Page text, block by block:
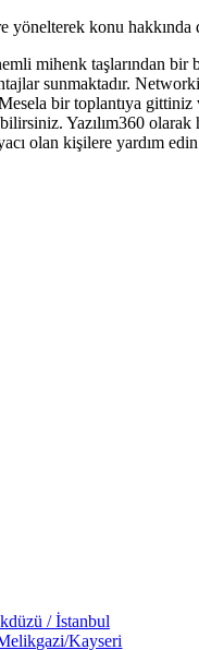
yönelterek konu
mihenk taşlarından
sunmaktadır.
Mesela bir toplantıya
Yazılım360
olan kişilere yardım
/ İstanbul
Kayseri